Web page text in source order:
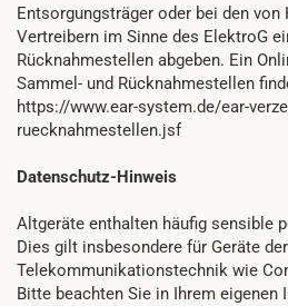
Entsorgungsträger oder bei den
Vertreibern im Sinne des ElektroG
Rücknahmestellen abgeben. Ein
Sammel- und Rücknahmestellen
https://www.ear-system.de/ear-
ruecknahmestellen.jsf
Datenschutz-Hinweis
Altgeräte enthalten häufig sensible
Dies gilt insbesondere für Geräte
Telekommunikationstechnik wie
Bitte beachten Sie in Ihrem eigenen